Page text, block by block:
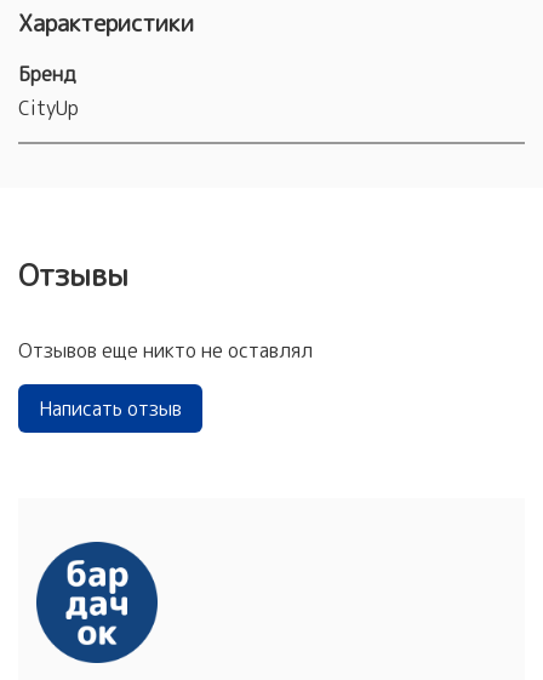
Характеристики
Бренд
CityUp
Отзывы
Отзывов еще никто не оставлял
Написать отзыв